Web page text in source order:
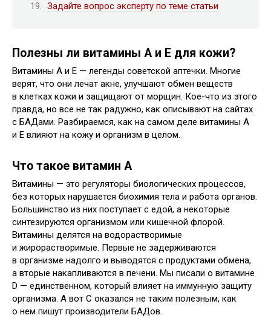
Задайте вопрос эксперту по теме статьи
Полезны ли витамины А и Е для кожи?
Витамины А и Е — легенды советской аптечки. Многие
верят, что они лечат акне, улучшают обмен веществ
в клетках кожи и защищают от морщин. Кое-что из этого
правда, но все не так радужно, как описывают на сайтах
с БАДами. Разбираемся, как на самом деле витамины А
и Е влияют на кожу и организм в целом.
Что такое витамин А
Витамины — это регуляторы биологических процессов,
без которых нарушается биохимия тела и работа органов.
Большинство из них поступает с едой, а некоторые
синтезируются организмом или кишечной флорой.
Витамины делятся на водорастворимые
и жирорастворимые. Первые не задерживаются
в организме надолго и выводятся с продуктами обмена,
а вторые накапливаются в печени. Мы писали о витамине
D — единственном, который влияет на иммунную защиту
организма. А вот С оказался не таким полезным, как
о нем пишут производители БАДов.